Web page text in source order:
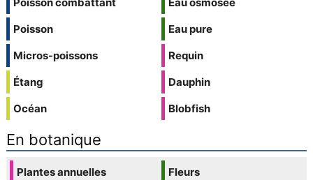
Poisson
Micros-poissons
Étang
Océan
Eau pure
Requin
Dauphin
Blobfish
En botanique
Plantes annuelles
Fleurs